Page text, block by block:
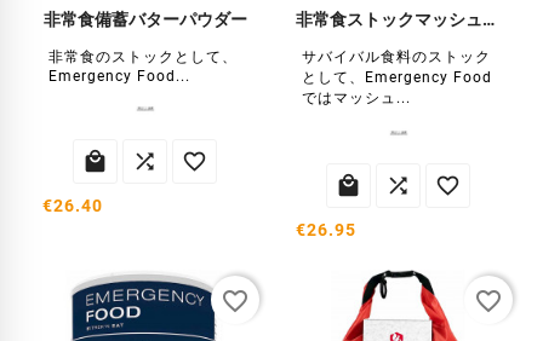
非常食備蓄バターパウダー
非常食のストックとして、
Emergency Food...
  
€26.40
非常食ストックマッシュポテト
サバイバル食料のストック
として、Emergency Food
ではマッシュ...
  
€26.95
favorite_border favorite_border